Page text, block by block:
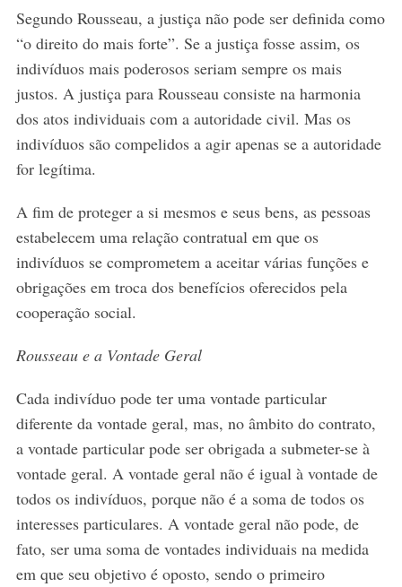
Segundo Rousseau, a justiça não pode ser definida como
“o direito do mais forte”. Se a justiça fosse assim, os
indivíduos mais poderosos seriam sempre os mais
justos. A justiça para Rousseau consiste na harmonia
dos atos individuais com a autoridade civil. Mas os
indivíduos são compelidos a agir apenas se a autoridade
for legítima.
A fim de proteger a si mesmos e seus bens, as pessoas
estabelecem uma relação contratual em que os
indivíduos se comprometem a aceitar várias funções e
obrigações em troca dos benefícios oferecidos pela
cooperação social.
Rousseau e a Vontade Geral
Cada indivíduo pode ter uma vontade particular
diferente da vontade geral, mas, no âmbito do contrato,
a vontade particular pode ser obrigada a submeter-se à
vontade geral. A vontade geral não é igual à vontade de
todos os indivíduos, porque não é a soma de todos os
interesses particulares. A vontade geral não pode, de
fato, ser uma soma de vontades individuais na medida
em que seu objetivo é oposto, sendo o primeiro